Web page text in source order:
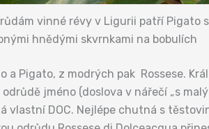
vinné révy v Ligurii patří Pigato s
hnědými skvrnkami na bobulích
Pigato, z modrých pak Rossese.
jméno (doslova v nářečí „s
vlastní DOC. Nejlépe chutná s